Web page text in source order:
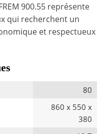
900.55 représente
qui recherchent un
et respectueux
80
860 x 550 x
380